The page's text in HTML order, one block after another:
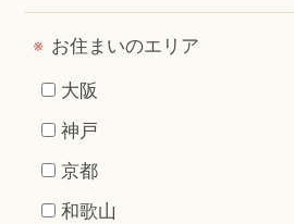
※ お住まいのエリア
大阪
神戸
京都
和歌山